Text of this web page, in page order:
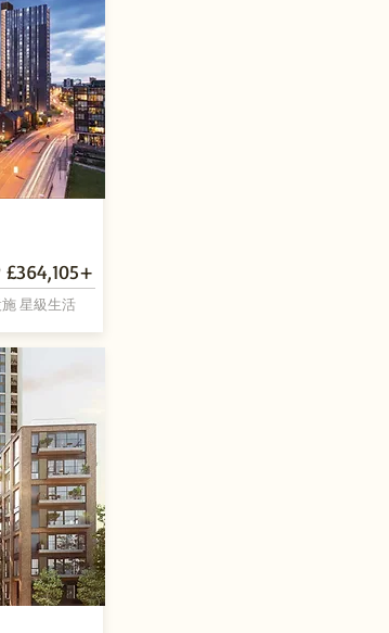
£364,105+
星級生活